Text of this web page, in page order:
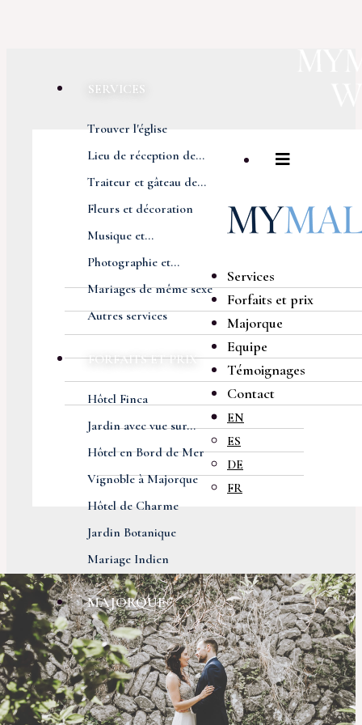
SERVICES
Trouver l'église
Lieu de réception de...
Traiteur et gâteau de...
Fleurs et décoration
Musique et...
Photographie et...
Mariages de même sexe
Autres services
FORFAITS ET PRIX
Hôtel Finca
Jardin avec vue sur...
Hôtel en Bord de Mer
Vignoble à Majorque
Hôtel de Charme
Jardin Botanique
Mariage Indien
MAJORQUE
Services
Forfaits et prix
Majorque
Equipe
Témoignages
Contact
EN
ES
DE
FR